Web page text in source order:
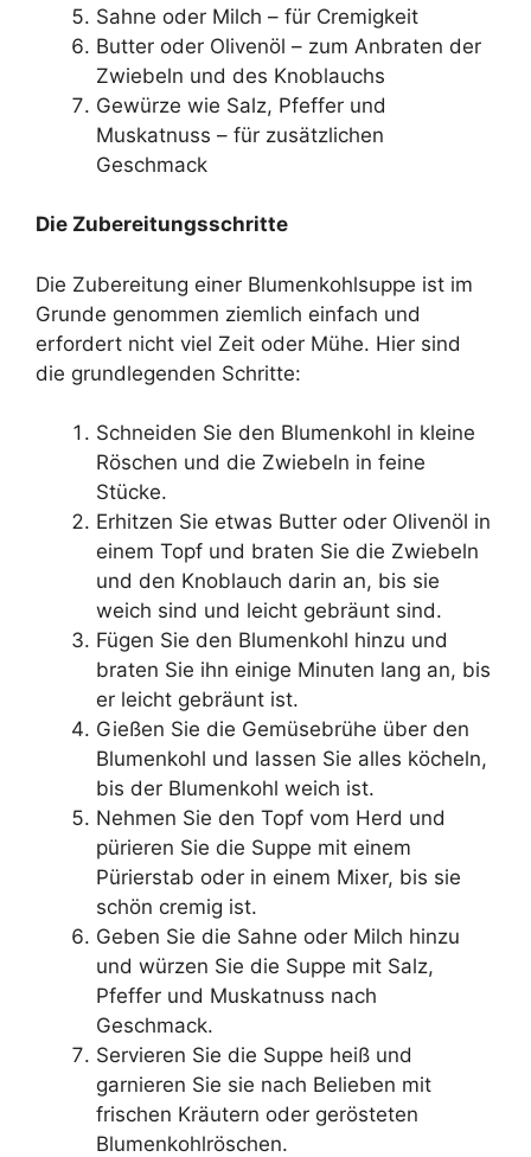
Sahne oder Milch – für Cremigkeit
Butter oder Olivenöl – zum Anbraten der
Zwiebeln und des Knoblauchs
Gewürze wie Salz, Pfeffer und
Muskatnuss – für zusätzlichen
Geschmack
Die Zubereitungsschritte
Die Zubereitung einer Blumenkohlsuppe ist im
Grunde genommen ziemlich einfach und
erfordert nicht viel Zeit oder Mühe. Hier sind
die grundlegenden Schritte:
Schneiden Sie den Blumenkohl in kleine
Röschen und die Zwiebeln in feine
Stücke.
Erhitzen Sie etwas Butter oder Olivenöl in
einem Topf und braten Sie die Zwiebeln
und den Knoblauch darin an, bis sie
weich sind und leicht gebräunt sind.
Fügen Sie den Blumenkohl hinzu und
braten Sie ihn einige Minuten lang an, bis
er leicht gebräunt ist.
Gießen Sie die Gemüsebrühe über den
Blumenkohl und lassen Sie alles köcheln,
bis der Blumenkohl weich ist.
Nehmen Sie den Topf vom Herd und
pürieren Sie die Suppe mit einem
Pürierstab oder in einem Mixer, bis sie
schön cremig ist.
Geben Sie die Sahne oder Milch hinzu
und würzen Sie die Suppe mit Salz,
Pfeffer und Muskatnuss nach
Geschmack.
Servieren Sie die Suppe heiß und
garnieren Sie sie nach Belieben mit
frischen Kräutern oder gerösteten
Blumenkohlröschen.